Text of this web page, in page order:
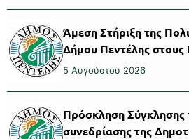
Άμεση Στήριξη της
Δήμου Πεντέλης
5 Αυγούστου 2026
Πρόσκληση Σύγκλησης
συνεδρίασης της